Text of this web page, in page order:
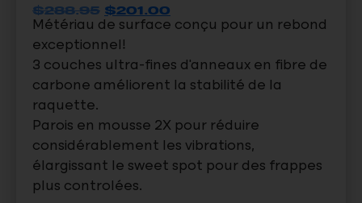
$288.95 $201.00
Métériau de surface conçu pour un rebond
exceptionnel!
3 couches ultra-fines d’anneaux en fibre de
carbone améliorent la stabilité de la
raquette.
Parois en mousse 2X pour réduire
considérablement les vibrations,
élargissant le sweet spot pour des frappes
plus controlées.